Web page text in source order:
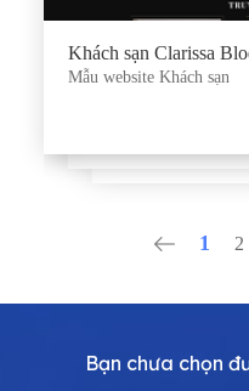
Khách sạn Clarissa
Mẫu website Khách sạn
1 2
Bạn chưa chọn